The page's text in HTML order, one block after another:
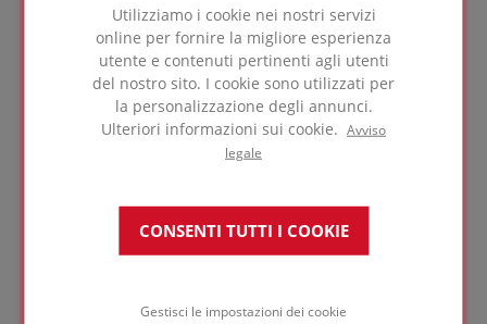
Utilizziamo i cookie nei nostri servizi
online per fornire la migliore esperienza
utente e contenuti pertinenti agli utenti
del nostro sito. I cookie sono utilizzati per
la personalizzazione degli annunci.
Ulteriori informazioni sui cookie. Avviso
legale
CONSENTI TUTTI I COOKIE
Gestisci le impostazioni dei cookie
fissaggio ecc., vi proponiamo una vasta gamma
di prodotti isolanti e accessori tra cui scegliere.
Consultate le pagine dei nostri prodotti per
maggiori informazioni.
PER SAPERNE DI PIÙ
Avete bisogno del